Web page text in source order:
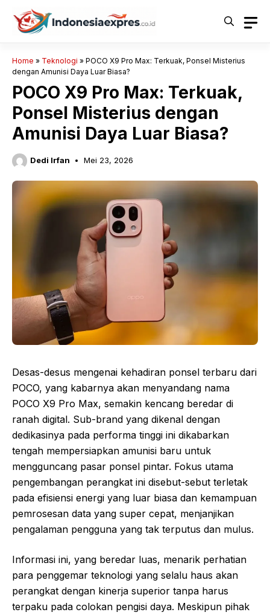
Langsung
Home » Teknologi » POCO X9 Pro Max: Terkuak, Ponsel Misterius
dengan Amunisi Daya Luar Biasa?
POCO X9 Pro Max: Terkuak,
Ponsel Misterius dengan
Amunisi Daya Luar Biasa?
Dedi Irfan Mei 23, 2026
Desas-desus mengenai kehadiran ponsel terbaru dari
POCO, yang kabarnya akan menyandang nama
POCO X9 Pro Max, semakin kencang beredar di
ranah digital. Sub-brand yang dikenal dengan
dedikasinya pada performa tinggi ini dikabarkan
tengah mempersiapkan amunisi baru untuk
mengguncang pasar ponsel pintar. Fokus utama
pengembangan perangkat ini disebut-sebut terletak
pada efisiensi energi yang luar biasa dan kemampuan
pemrosesan data yang super cepat, menjanjikan
pengalaman pengguna yang tak terputus dan mulus.
Informasi ini, yang beredar luas, menarik perhatian
para penggemar teknologi yang selalu haus akan
perangkat dengan kinerja superior tanpa harus
terpaku pada colokan pengisi daya. Meskipun pihak